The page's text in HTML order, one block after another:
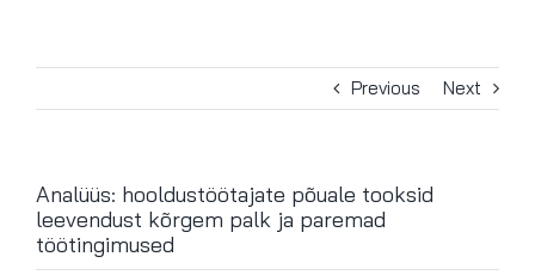
Previous Next
Analüüs: hooldustöötajate põuale tooksid
leevendust kõrgem palk ja paremad
töötingimused